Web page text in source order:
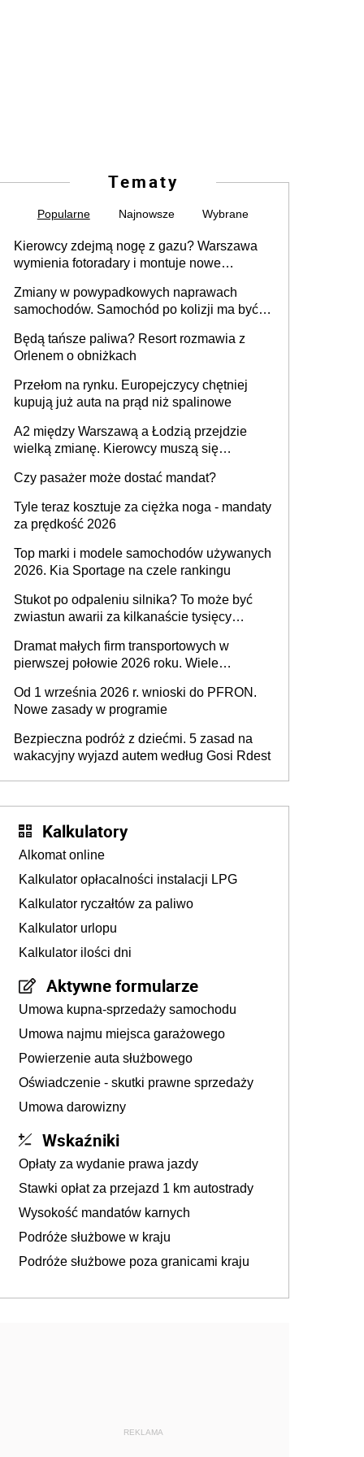
Tematy
Popularne Najnowsze Wybrane
Kierowcy zdejmą nogę z gazu? Warszawa
wymienia fotoradary i montuje nowe
Zmiany w powypadkowych naprawach
samochodów. Samochód po kolizji ma być
technologią producenta
Będą tańsze paliwa? Resort rozmawia z
Orlenem o obniżkach
Przełom na rynku. Europejczycy chętniej
kupują już auta na prąd niż spalinowe
A2 między Warszawą a Łodzią przejdzie
wielką zmianę. Kierowcy muszą się
Czy pasażer może dostać mandat?
Tyle teraz kosztuje za ciężka noga - mandaty
za prędkość 2026
Top marki i modele samochodów używanych
2026. Kia Sportage na czele rankingu
Stukot po odpaleniu silnika? To może być
zwiastun awarii za kilkanaście tysięcy
Dramat małych firm transportowych w
pierwszej połowie 2026 roku. Wiele
Od 1 września 2026 r. wnioski do PFRON.
Nowe zasady w programie
Bezpieczna podróż z dziećmi. 5 zasad na
wakacyjny wyjazd autem według Gosi Rdest
Kalkulatory
Alkomat online
Kalkulator opłacalności instalacji LPG
Kalkulator ryczałtów za paliwo
Kalkulator urlopu
Kalkulator ilości dni
Aktywne formularze
Umowa kupna-sprzedaży samochodu
Umowa najmu miejsca garażowego
Powierzenie auta służbowego
Oświadczenie - skutki prawne sprzedaży
Umowa darowizny
Wskaźniki
Opłaty za wydanie prawa jazdy
Stawki opłat za przejazd 1 km autostrady
Wysokość mandatów karnych
Podróże służbowe w kraju
Podróże służbowe poza granicami kraju
REKLAMA